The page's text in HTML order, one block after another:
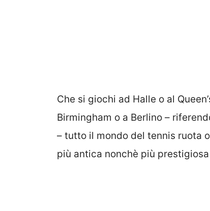
Che si giochi ad Halle o al
Birmingham o a Berlino –
– tutto il mondo del tennis ruota
più antica nonchè più